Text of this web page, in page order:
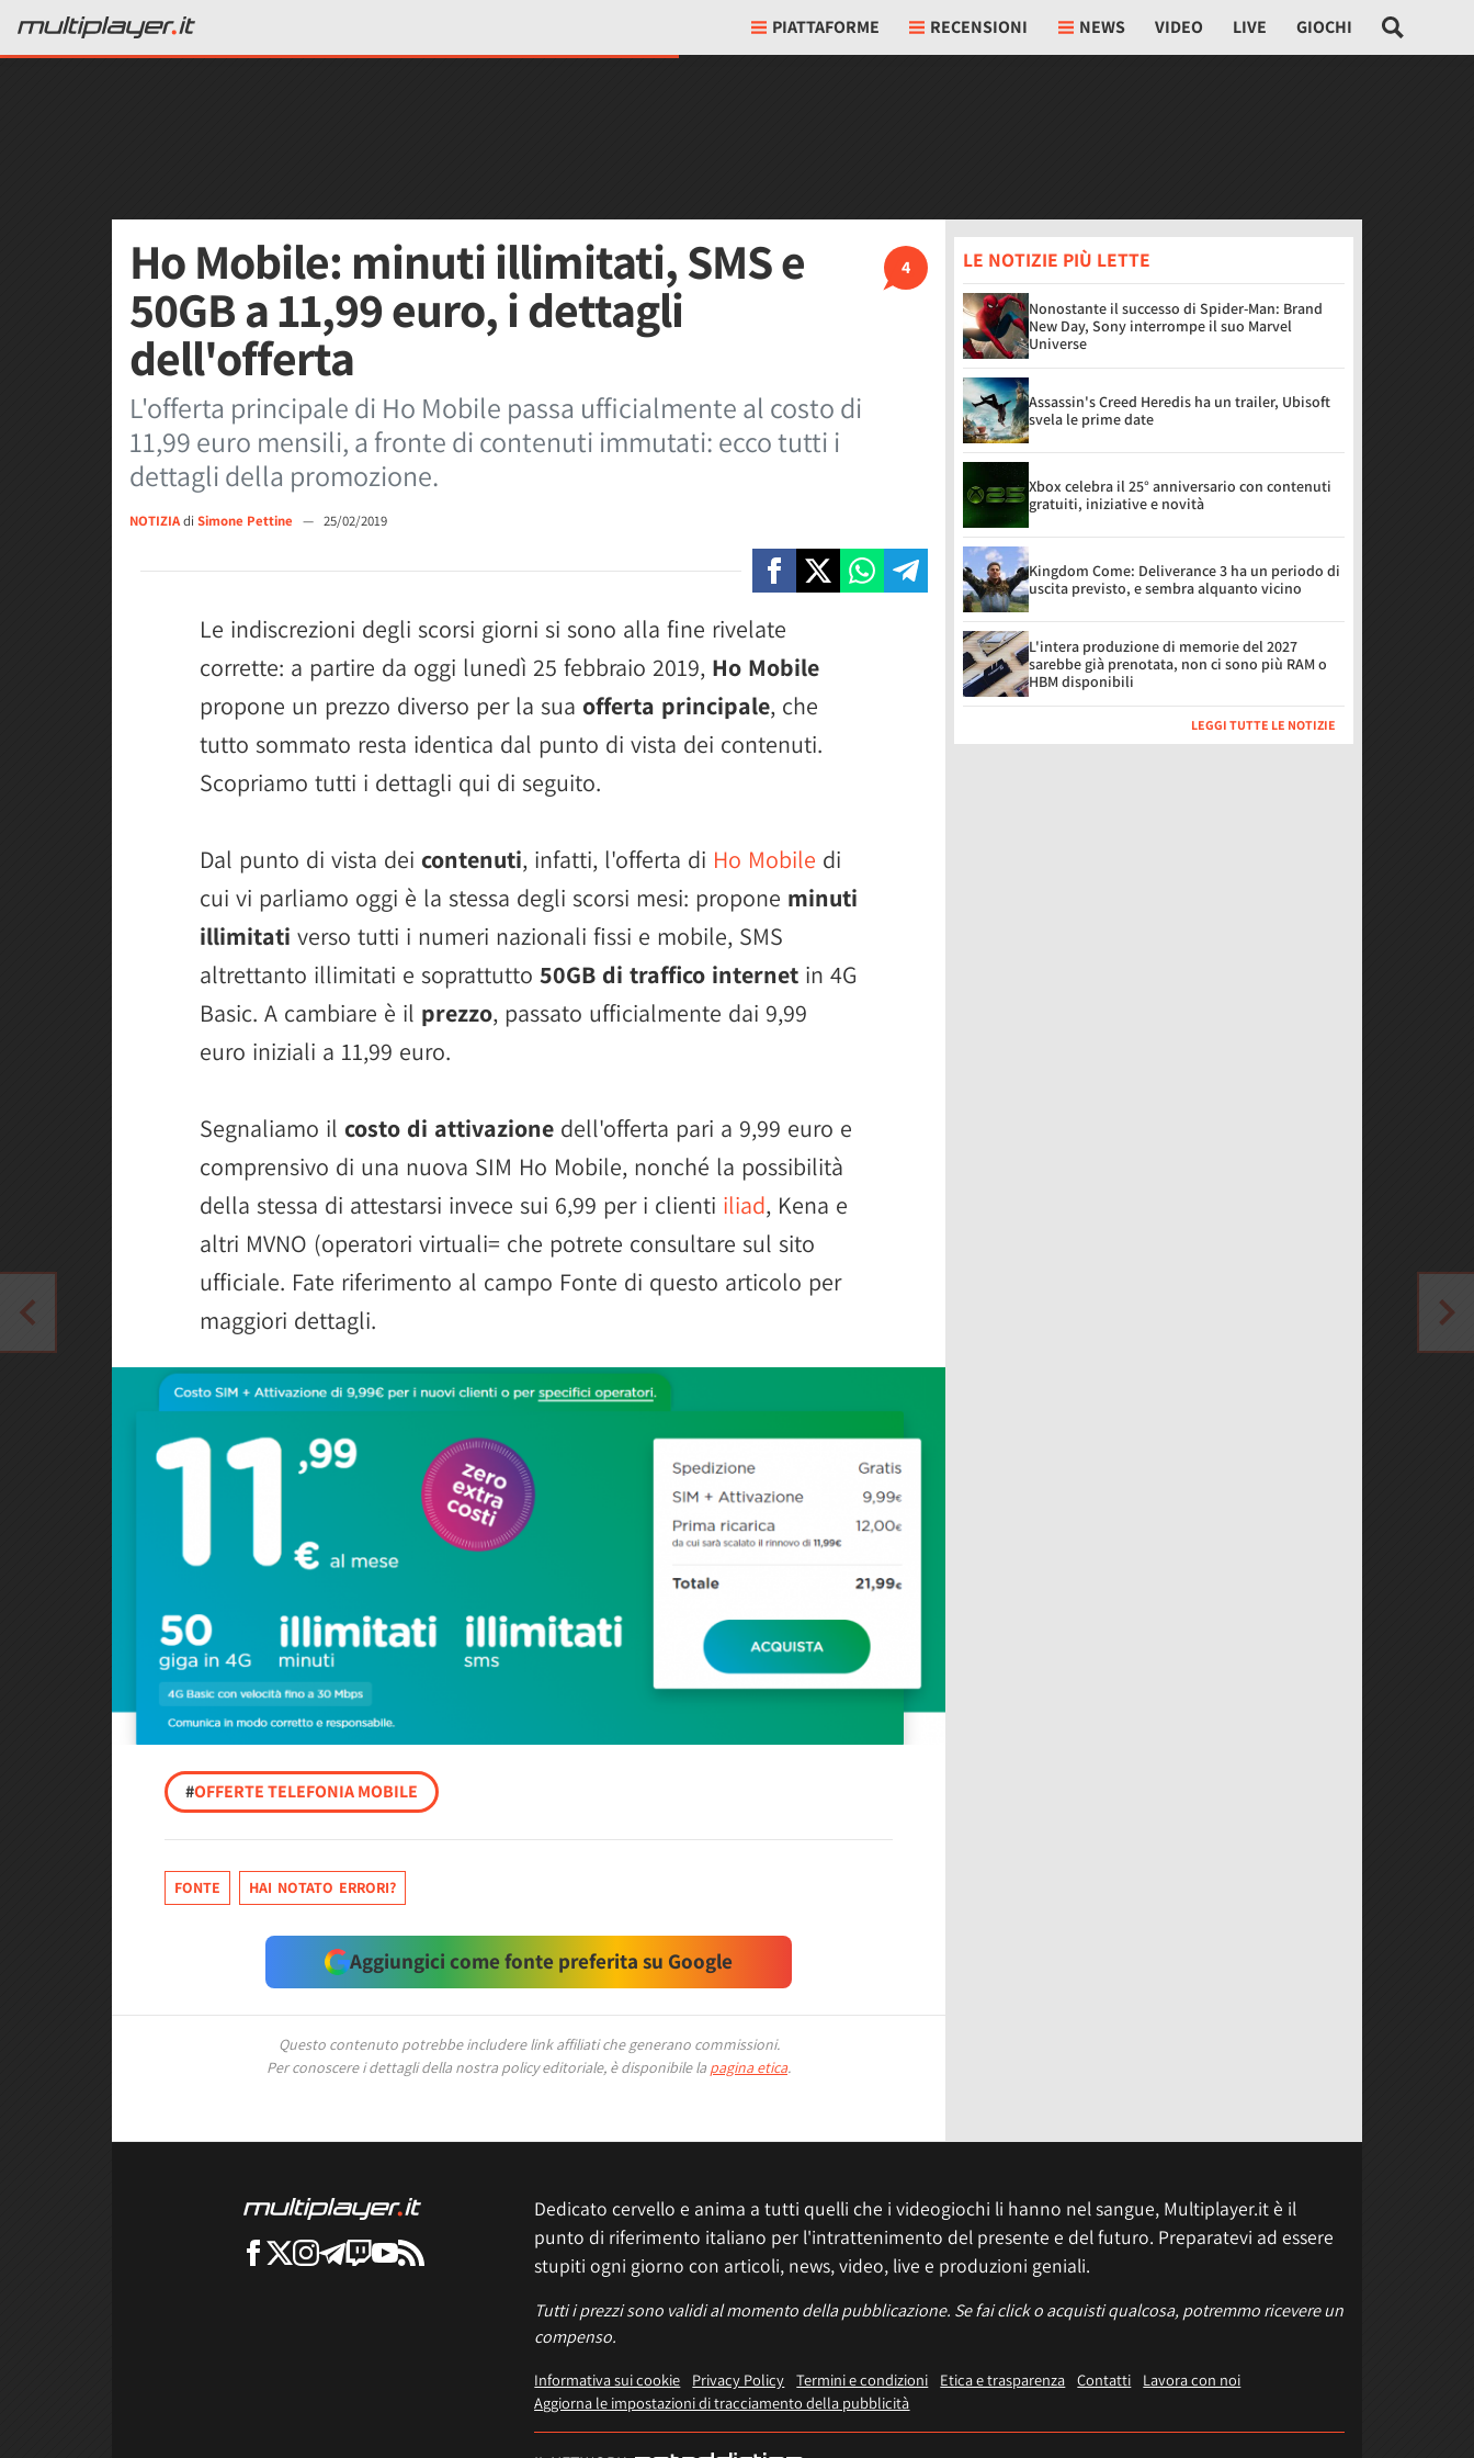
PIATTAFORME RECENSIONI NEWS VIDEO LIVE GIOCHI
4
Ho Mobile: minuti illimitati, SMS e
50GB a 11,99 euro, i dettagli
dell'offerta
L'offerta principale di Ho Mobile passa ufficialmente al costo di
11,99 euro mensili, a fronte di contenuti immutati: ecco tutti i
dettagli della promozione.
NOTIZIAdi Simone Pettine — 25/02/2019
Le indiscrezioni degli scorsi giorni si sono alla fine rivelate
corrette: a partire da oggi lunedì 25 febbraio 2019, Ho Mobile
propone un prezzo diverso per la sua offerta principale, che
tutto sommato resta identica dal punto di vista dei contenuti.
Scopriamo tutti i dettagli qui di seguito.
Dal punto di vista dei contenuti, infatti, l'offerta di Ho Mobile di
cui vi parliamo oggi è la stessa degli scorsi mesi: propone minuti
illimitati verso tutti i numeri nazionali fissi e mobile, SMS
altrettanto illimitati e soprattutto 50GB di traffico internet in 4G
Basic. A cambiare è il prezzo, passato ufficialmente dai 9,99
euro iniziali a 11,99 euro.
Segnaliamo il costo di attivazione dell'offerta pari a 9,99 euro e
comprensivo di una nuova SIM Ho Mobile, nonché la possibilità
della stessa di attestarsi invece sui 6,99 per i clienti iliad, Kena e
altri MVNO (operatori virtuali= che potrete consultare sul sito
ufficiale. Fate riferimento al campo Fonte di questo articolo per
maggiori dettagli.
#OFFERTE TELEFONIA MOBILE
FONTE HAI NOTATO ERRORI?
Aggiungici come fonte preferita su Google
Questo contenuto potrebbe includere link affiliati che generano commissioni.
Per conoscere i dettagli della nostra policy editoriale, è disponibile la pagina etica.
LE NOTIZIE PIÙ LETTE
Nonostante il successo di Spider-Man: Brand
New Day, Sony interrompe il suo Marvel
Universe
Assassin's Creed Heredis ha un trailer, Ubisoft
svela le prime date
Xbox celebra il 25° anniversario con contenuti
gratuiti, iniziative e novità
Kingdom Come: Deliverance 3 ha un periodo di
uscita previsto, e sembra alquanto vicino
L'intera produzione di memorie del 2027
sarebbe già prenotata, non ci sono più RAM o
HBM disponibili
LEGGI TUTTE LE NOTIZIE
Dedicato cervello e anima a tutti quelli che i videogiochi li hanno nel sangue, Multiplayer.it è il
punto di riferimento italiano per l'intrattenimento del presente e del futuro. Preparatevi ad essere
stupiti ogni giorno con articoli, news, video, live e produzioni geniali.
Tutti i prezzi sono validi al momento della pubblicazione. Se fai click o acquisti qualcosa, potremmo ricevere un
compenso.
Informativa sui cookie Privacy Policy Termini e condizioni Etica e trasparenza Contatti
Lavora con noi
Aggiorna le impostazioni di tracciamento della pubblicità